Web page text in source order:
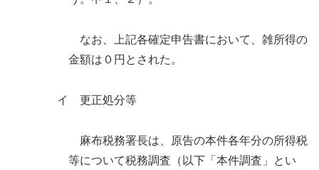
なお、上記各確定申告書において、雑所得の
金額は０円とされた。
イ 更正処分等
麻布税務署長は、原告の本件各年分の所得税
等について税務調査（以下「本件調査」とい